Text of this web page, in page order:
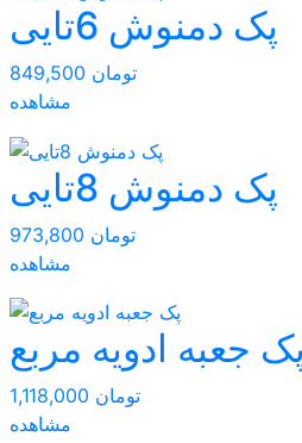
پک دمنوش 6تایی
849,500 تومان
مشاهده
پک دمنوش 8تایی
973,800 تومان
مشاهده
پک جعبه ادویه مربع
1,118,000 تومان
مشاهده